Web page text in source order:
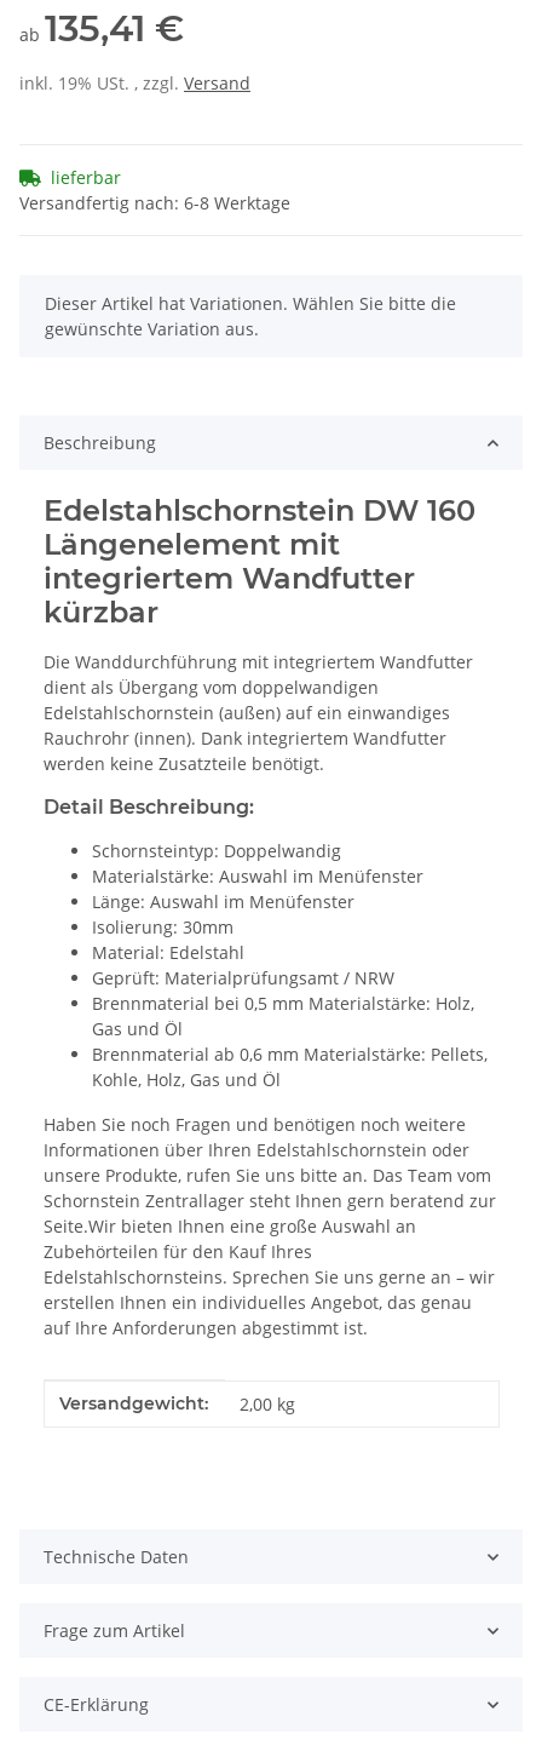
ab 135,41 €
inkl. 19% USt. , zzgl. Versand
lieferbar
Versandfertig nach: 6-8 Werktage
x
Dieser Artikel hat Variationen. Wählen Sie bitte die
gewünschte Variation aus.
Beschreibung
Edelstahlschornstein DW 160
Längenelement mit
integriertem Wandfutter
kürzbar
Die Wanddurchführung mit integriertem Wandfutter
dient als Übergang vom doppelwandigen
Edelstahlschornstein (außen) auf ein einwandiges
Rauchrohr (innen). Dank integriertem Wandfutter
werden keine Zusatzteile benötigt.
Detail Beschreibung:
Schornsteintyp: Doppelwandig
Materialstärke: Auswahl im Menüfenster
Länge: Auswahl im Menüfenster
Isolierung: 30mm
Material: Edelstahl
Geprüft: Materialprüfungsamt / NRW
Brennmaterial bei 0,5 mm Materialstärke: Holz,
Gas und Öl
Brennmaterial ab 0,6 mm Materialstärke: Pellets,
Kohle, Holz, Gas und Öl
Haben Sie noch Fragen und benötigen noch weitere
Informationen über Ihren Edelstahlschornstein oder
unsere Produkte, rufen Sie uns bitte an. Das Team vom
Schornstein Zentrallager steht Ihnen gern beratend zur
Seite.Wir bieten Ihnen eine große Auswahl an
Zubehörteilen für den Kauf Ihres
Edelstahlschornsteins. Sprechen Sie uns gerne an – wir
erstellen Ihnen ein individuelles Angebot, das genau
auf Ihre Anforderungen abgestimmt ist.
Produkteigenschaft
Wert
Versandgewicht: 2,00 kg
Technische Daten
Frage zum Artikel
CE-Erklärung